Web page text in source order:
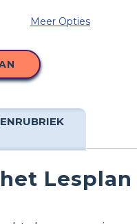
Meer Opties
Lesplan